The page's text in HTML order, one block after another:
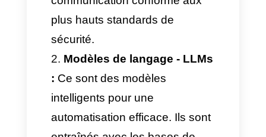
Comment les agents IA
sur WhatsApp opèrent-
ils en toute sécurité ?
La mise en place d’